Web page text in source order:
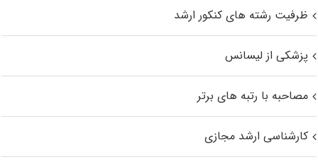
ظرفیت رشته های کنکور ارشد
پزشکی از لیسانس
مصاحبه با رتبه های برتر
کارشناسی ارشد مجازی